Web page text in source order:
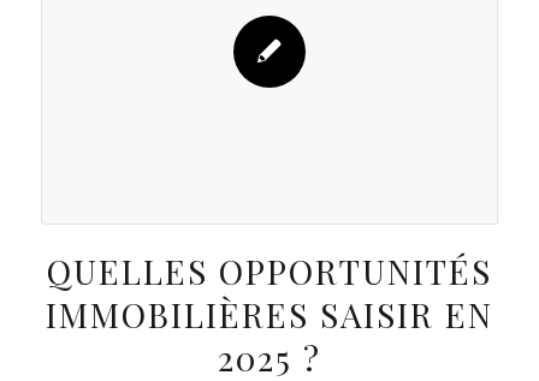
QUELLES OPPORTUNITÉS
IMMOBILIÈRES SAISIR EN
2025 ?